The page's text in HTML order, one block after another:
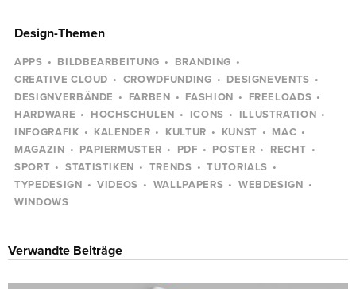
Design-Themen
APPS BILDBEARBEITUNG
BRANDING
CREATIVE CLOUD
CROWDFUNDING
DESIGNEVENTS
DESIGNVERBÄNDE
FARBEN FASHION
FREELOADS
HARDWARE
HOCHSCHULEN ICONS
ILLUSTRATION
INFOGRAFIK
KALENDER KULTUR KUNST
MAC
MAGAZIN
PAPIERMUSTER PDF POSTER
RECHT
SPORT
STATISTIKEN TRENDS
TUTORIALS
TYPEDESIGN
VIDEOS WALLPAPERS
WEBDESIGN
WINDOWS
Verwandte Beiträge